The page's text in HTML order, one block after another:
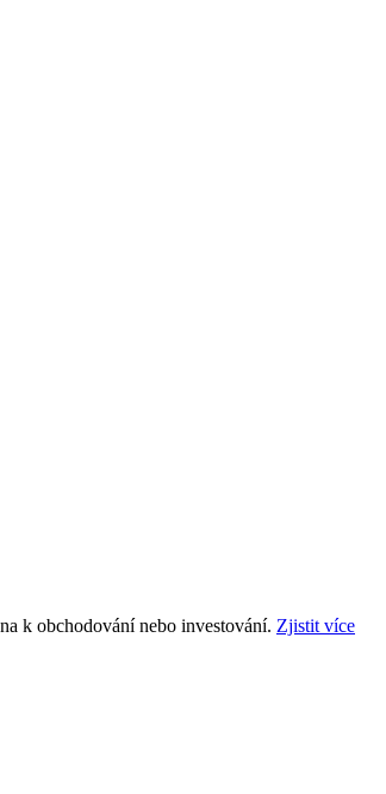
k obchodování nebo investování. Zjistit více